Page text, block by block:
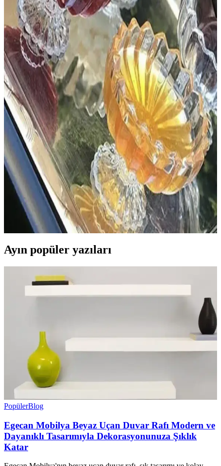
İki modern avize modeli detaylı karşılaştırmasıyla, tasarım, malzeme
ve kullanım alanlarına göre en uygun seçimi yapmanıza yardımcı
oluyoruz.
Burenze Modern Luxury Plafonyer Kristal Taşlı
Avize Sarı Metal ve Kristal Detaylar
Burenze'nin sarı metal ve kristal detaylı avizesi, modern iç
mekanlara zarif ve parlak bir dokunuş sağlar, dayanıklı
malzemeleriyle uzun ömürlü kullanım sunar.
Luna Lighting Modern Sarı Kristal Sarkıt Avize:
Şık ve Fonksiyonel Giriş Mekânları İçin
Luna Lighting'in modern tasarımlı sarı kristal sarkıt avizesi, giriş
alanlarına şıklık katarken fonksiyonelliğiyle de öne çıkar. Dayanıklı
malzemeleri ve kolay temizlenebilir yapısıyla ideal seçim.
Modern ve Şık 6'lı Kristal Cam Ayaklı Şekerlik
Lokumluk ve Kup Seti
Gri renkli 6'lı kristal cam set, dayanıklı yapısı ve estetik tasarımıyla
tatlı ve ikramlar için ideal, kullanışlı ve şık mutfak ürünleri sunar.
Ayın popüler yazıları
PopülerBlog
Egecan Mobilya Beyaz Uçan Duvar Rafı Modern ve
Dayanıklı Tasarımıyla Dekorasyonunuza Şıklık
Katar